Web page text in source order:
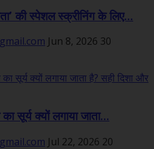
की स्पेशल स्क्रीनिंग के लिए...
Jun 8, 2026 30
का सूर्य क्यों लगाया जाता...
Jul 22, 2026 20